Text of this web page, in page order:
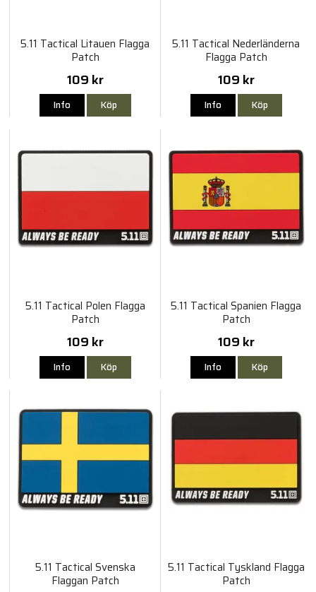
5.11 Tactical Litauen Flagga
Patch
109 kr
Info Köp
5.11 Tactical Nederländerna
Flagga Patch
109 kr
Info Köp
5.11 Tactical Polen Flagga
Patch
109 kr
Info Köp
5.11 Tactical Spanien Flagga
Patch
109 kr
Info Köp
5.11 Tactical Svenska
Flaggan Patch
5.11 Tactical Tyskland Flagga
Patch